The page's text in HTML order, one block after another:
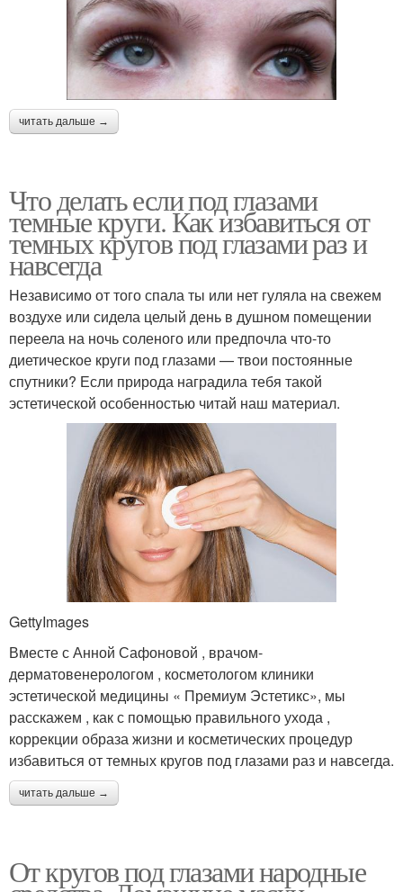
читать дальше →
Что делать если под глазами
темные круги. Как избавиться от
темных кругов под глазами раз и
навсегда
Независимо от того спала ты или нет гуляла на свежем
воздухе или сидела целый день в душном помещении
переела на ночь соленого или предпочла что-то
диетическое круги под глазами — твои постоянные
спутники? Если природа наградила тебя такой
эстетической особенностью читай наш материал.
GettyImages
Вместе с Анной Сафоновой , врачом-
дерматовенерологом , косметологом клиники
эстетической медицины « Премиум Эстетикс», мы
расскажем , как с помощью правильного ухода ,
коррекции образа жизни и косметических процедур
избавиться от темных кругов под глазами раз и навсегда.
читать дальше →
От кругов под глазами народные